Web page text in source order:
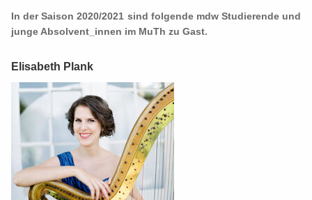
In der Saison 2020/2021 sind folgende mdw Studierende und
junge Absolvent_innen im MuTh zu Gast.
Elisabeth Plank